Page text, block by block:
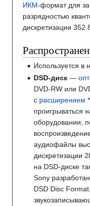
ИКМ-формат для
разрядностью
дискретизации
Используется в
DSD-диск —
DVD-RW или
с расширением
проигрываться
оборудовании,
аудиофайлы
дискретизации
на DSD-диске
Sony
DSD Disc